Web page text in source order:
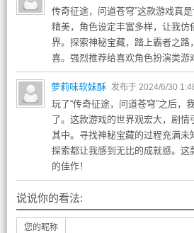
传奇征途，问道苍穹”这款游戏真
精美，角色设定丰富多样，让我仿
界。探索神秘宝藏，踏上霸者之路
喜。强烈推荐给喜欢角色扮演类游
萝莉味软妹酥 发布于 2024/6/30
玩了“传奇征途，问道苍穹”之后，
了。这款游戏的世界观宏大，剧
其中。寻找神秘宝藏的过程充满未
探索都让我感到无比的成就感。这
的佳作！
说说你的看法:
您的昵称